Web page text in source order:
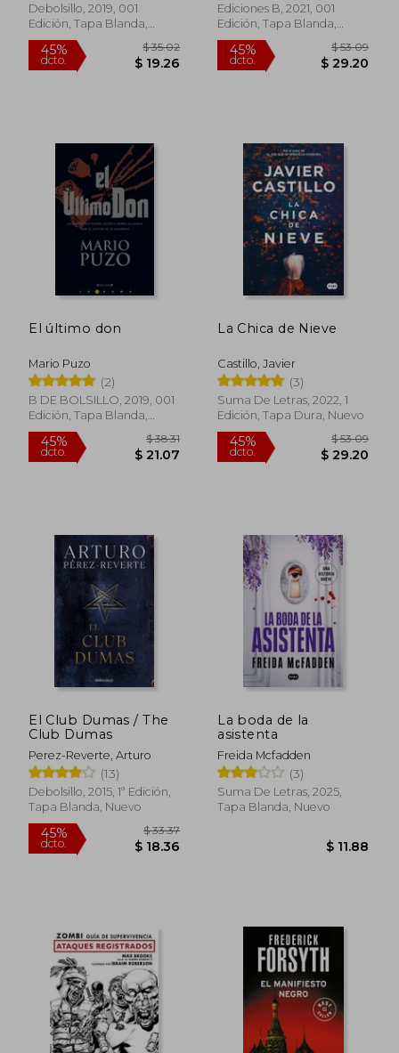
dcto. $ 19.26 dcto.
45% 45%
dcto.
Debolsillo, 2019, 001
Edición, Tapa Blanda,
Nuevo
45%
dcto.
$ 35.02
$ 19.26
Ediciones B, 2021, 001
Edición, Tapa Blanda,
Nuevo
45%
dcto.
El último don
Mario Puzo
(2)
B DE BOLSILLO, 2019, 001
Edición, Tapa Blanda,
Nuevo
La Chica de Nieve
Castillo, Javier
(3)
Suma De Letras, 2022, 1
Edición, Tapa Dura, Nuevo
El Club Dumas / The
Club Dumas
Perez-Reverte, Arturo
(13)
Debolsillo, 2015, 1ª Edición,
Tapa Blanda, Nuevo
La boda de la
asistenta
Freida Mcfadden
(3)
Suma De Letras, 2025,
Tapa Blanda, Nuevo